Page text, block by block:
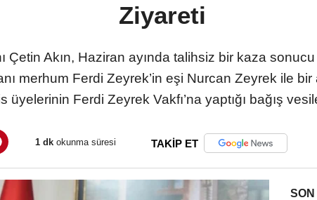
Ziyareti
Çetin Akın, Haziran ayında talihsiz bir kaza
merhum Ferdi Zeyrek’in eşi Nurcan Zeyrek ile
üyelerinin Ferdi Zeyrek Vakfı’na yaptığı bağış
1 dk okunma süresi TAKİP ET